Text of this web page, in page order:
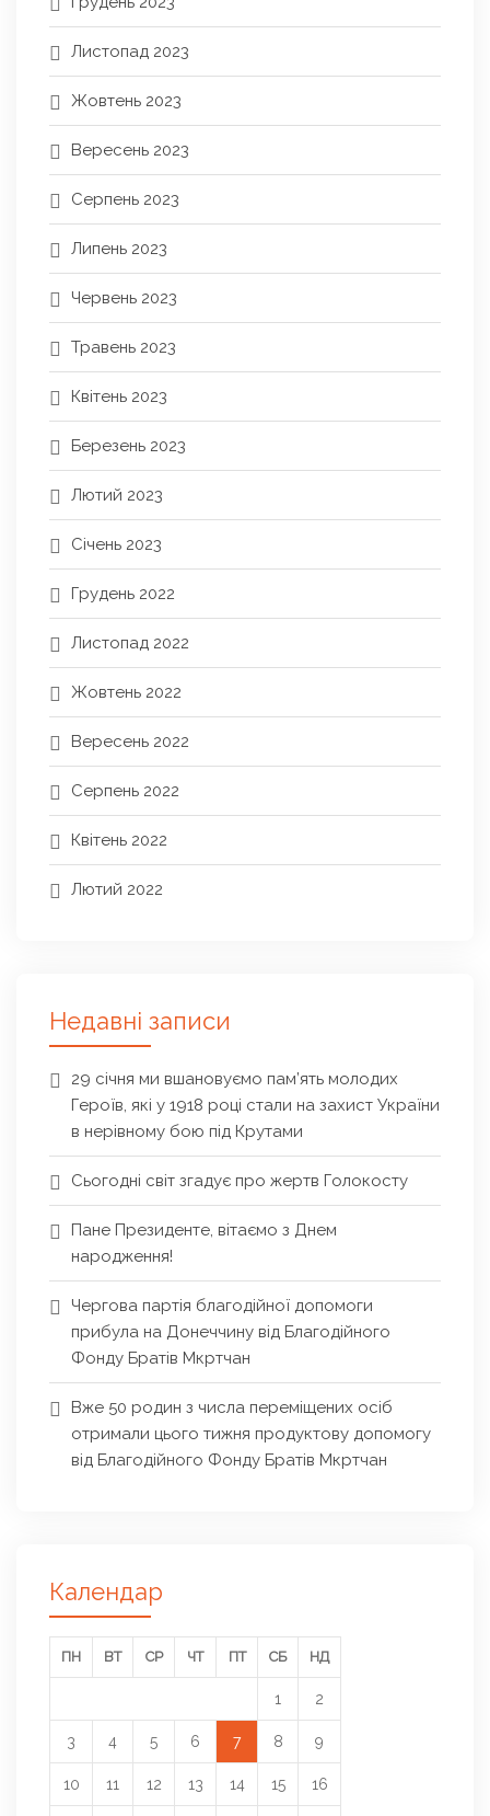
Листопад 2023
Жовтень 2023
Вересень 2023
Серпень 2023
Липень 2023
Червень 2023
Травень 2023
Квітень 2023
Березень 2023
Лютий 2023
Січень 2023
Грудень 2022
Листопад 2022
Жовтень 2022
Вересень 2022
Серпень 2022
Квітень 2022
Лютий 2022
Недавні записи
29 січня ми вшановуємо пам’ять молодих
Героїв, які у 1918 році стали на захист України
в нерівному бою під Крутами
Сьогодні світ згадує про жертв Голокосту
Пане Президенте, вітаємо з Днем
народження!
Чергова партія благодійної допомоги
прибула на Донеччину від Благодійного
Фонду Братів Мкртчан
Вже 50 родин з числа переміщених осіб
отримали цього тижня продуктову допомогу
від Благодійного Фонду Братів Мкртчан
Календар
ПН ВТ СР ЧТ ПТ СБ НД
1 2
3 4 5 6 7 8 9
10 11 12 13 14 15 16